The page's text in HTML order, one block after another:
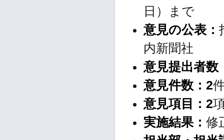
日）まで
意見の公表：
内新聞社
意見提出者数
意見件数：2
意見項目
： 2
実施結果： 修